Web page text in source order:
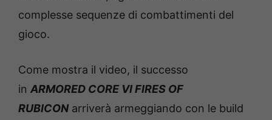
complesse sequenze di combattimenti del
gioco.
Come mostra il video, il successo
in ARMORED CORE VI FIRES OF
RUBICONarriverà armeggiando con le build